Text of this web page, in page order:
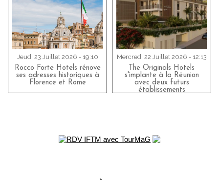
Jeudi 23 Juillet 2026 - 19:10
Rocco Forte Hotels rénove
ses adresses historiques à
Florence et Rome
Mercredi 22 Juillet 2026 - 12:13
The Originals Hotels
s'implante à la Réunion
avec deux futurs
établissements